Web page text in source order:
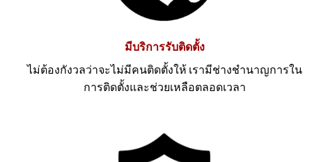
มีบริการรับติดตั้ง
ไม่ต้องกังวลว่าจะไม่มีคนติดตั้งให้ เรามีช่างชำนาญการใน
การติดตั้งและช่วยเหลือตลอดเวลา